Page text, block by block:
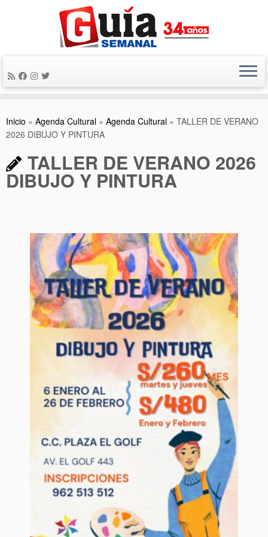
Inicio » Agenda Cultural » Agenda Cultural » TALLER DE VERANO
2026 DIBUJO Y PINTURA
TALLER DE VERANO 2026
DIBUJO Y PINTURA